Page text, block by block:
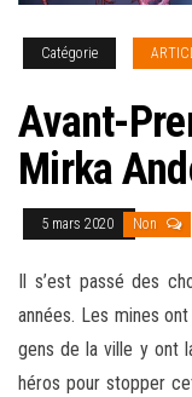
Catégorie
Avant-
Mirka
5 mars 2020 Non
Il s’est passé des
années. Les mines
gens de la ville y ont
héros pour stopper